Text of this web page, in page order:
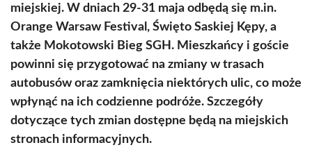
miejskiej. W dniach 29-31 maja odbędą się m.in.
Orange Warsaw Festival, Święto Saskiej Kępy, a
także Mokotowski Bieg SGH. Mieszkańcy i goście
powinni się przygotować na zmiany w trasach
autobusów oraz zamknięcia niektórych ulic, co może
wpłynąć na ich codzienne podróże. Szczegóły
dotyczące tych zmian dostępne będą na miejskich
stronach informacyjnych.